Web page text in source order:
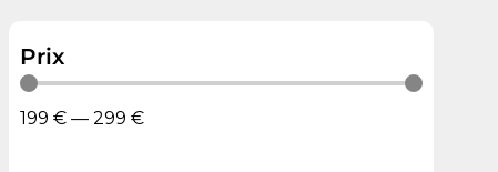
Prix
199 € — 299 €